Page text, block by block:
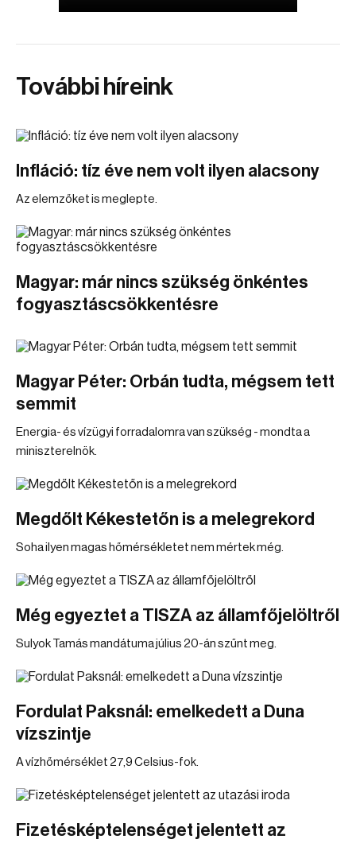
További híreink
Infláció: tíz éve nem volt ilyen alacsony
Az elemzőket is meglepte.
Magyar: már nincs szükség önkéntes
fogyasztáscsökkentésre
Magyar Péter: Orbán tudta, mégsem tett
semmit
Energia- és vízügyi forradalomra van szükség - mondta a
miniszterelnök.
Megdőlt Kékestetőn is a melegrekord
Soha ilyen magas hőmérsékletet nem mértek még.
Még egyeztet a TISZA az államfőjelöltről
Sulyok Tamás mandátuma július 20-án szűnt meg.
Fordulat Paksnál: emelkedett a Duna
vízszintje
A vízhőmérséklet 27,9 Celsius-fok.
Fizetésképtelenséget jelentett az